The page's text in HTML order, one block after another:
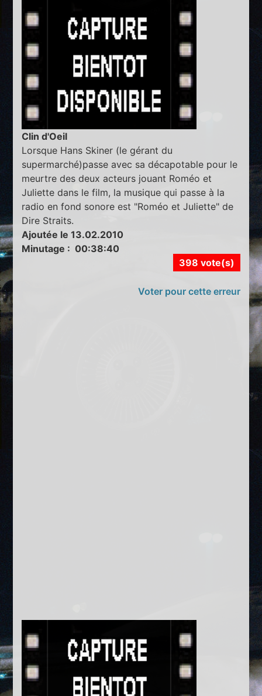
Clin d'Oeil
Lorsque Hans Skiner (le gérant du
supermarché)passe avec sa décapotable pour le
meurtre des deux acteurs jouant Roméo et
Juliette dans le film, la musique qui passe à la
radio en fond sonore est "Roméo et Juliette" de
Dire Straits.
Ajoutée le 13.02.2010
Minutage : 00:38:40
398 vote(s)
Voter pour cette erreur